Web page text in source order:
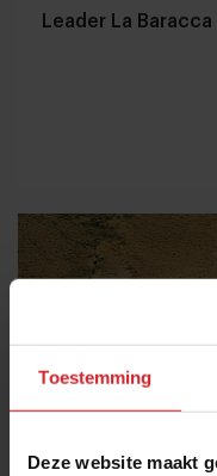
Toestemming
Deze website maakt
Leader La Baracca